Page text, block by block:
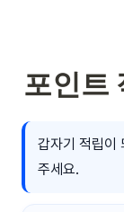
포인트
갑자기 적립이
주세요.